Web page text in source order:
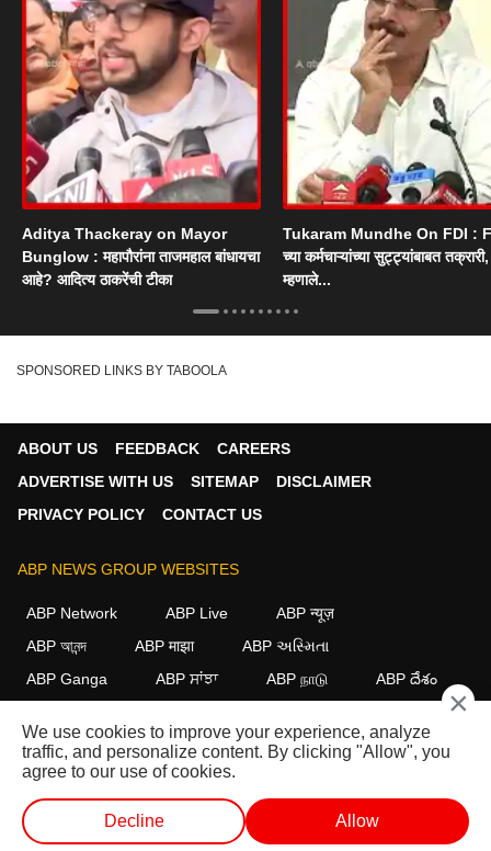
Aditya Thackeray on Mayor
Bunglow : महापौरांना ताजमहाल बांधायचा
आहे? आदित्य ठाकरेंची टीका
Tukaram Mundhe On FDI :
च्या कर्मचाऱ्यांच्या सुट्ट्यांबाबत
म्हणाले...
SPONSORED LINKS BY TABOOLA
ABOUT US FEEDBACK
CAREERS
ADVERTISE WITH US
SITEMAP
DISCLAIMER
PRIVACY POLICY
CONTACT US
ABP NEWS GROUP WEBSITES
ABP Network ABP Live
ABP न्यूज़
ABP আনন্দ
ABP माझा
ABP અસ્મિતા
ABP Ganga
ABP ਸਾਂਝਾ ABP நாடு ABP దేశం
FOLLOW US
This website follows the DNPA Code of Ethics.
Copyright@2026.
All rights reserved.
×
We use cookies to improve your experience, analyze
traffic, and personalize content. By clicking "Allow", you
agree to our use of cookies.
Decline Allow